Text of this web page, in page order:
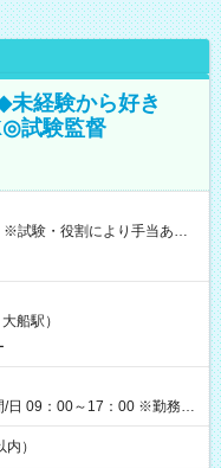
未経験から好き
試験監督
前払い）オプションあ
週間ほどで給与の一部を受け
（休憩1時間） 時給1,300円
日の役割により時給＋100
（休憩なし） 時給1,300
円＋交通費 【試用期
船駅）
/日 09：00～17：00 ※勤務時
）